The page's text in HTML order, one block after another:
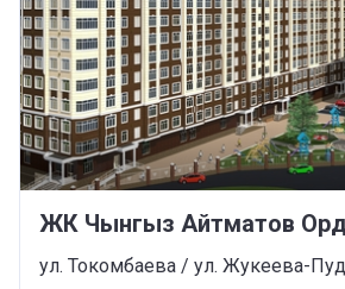
ЖК Чынгыз Айтматов
ул. Токомбаева / ул. Жукеева-